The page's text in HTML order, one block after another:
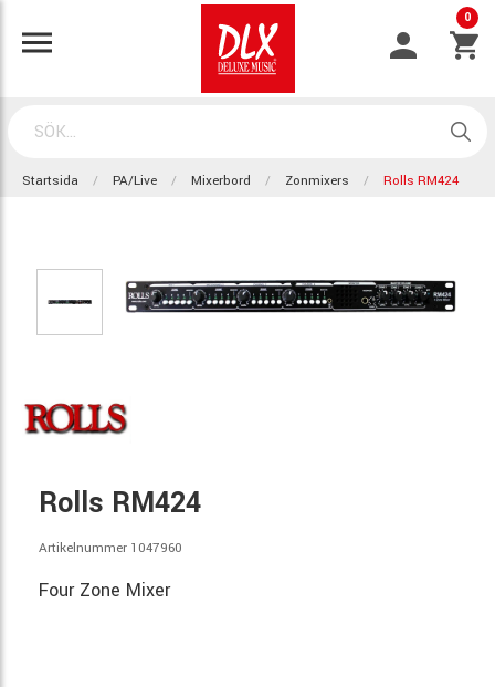
0
Startsida PA/Live Mixerbord Zonmixers Rolls RM424
Rolls RM424
Artikelnummer 1047960
Four Zone Mixer